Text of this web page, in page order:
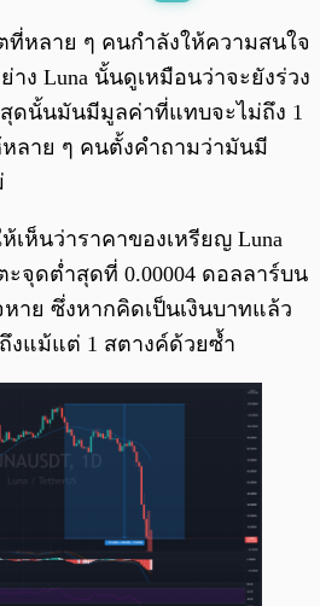
0:00
ที่หลาย ๆ คนกำลังให้ความสนใจ
ง Luna นั้นดูเหมือนว่าจะยังร่วง
สุดนั้นมันมีมูลค่าที่แทบจะไม่ถึง 1
ลาย ๆ คนตั้งคำถามว่ามันมี
เห็นว่าราคาของเหรียญ Luna
จุดต่ำสุดที่ 0.00004 ดอลลาร์บน
หาย ซึ่งหากคิดเป็นเงินบาทแล้ว
งแม้แต่ 1 สตางค์ด้วยซ้ำ